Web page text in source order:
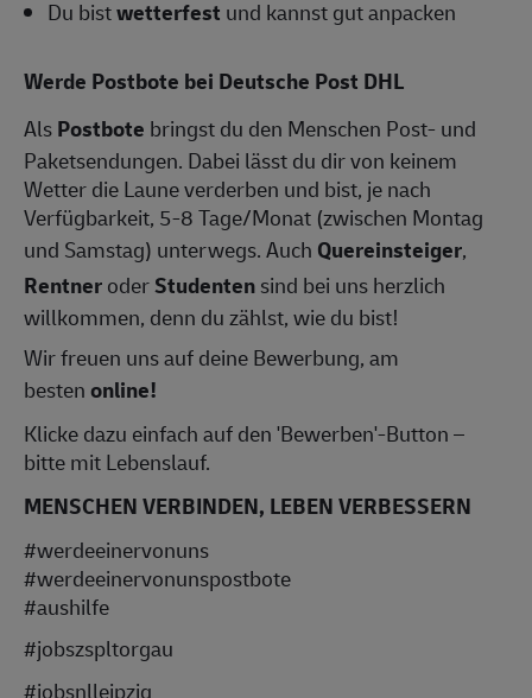
Du bistwetterfest und kannst gut anpacken
Werde Postbote bei Deutsche Post DHL
AlsPostbote bringst du den Menschen Post- und
Paketsendungen. Dabei lässt du dir von keinem
Wetter die Laune verderben und bist, je nach
Verfügbarkeit, 5-8 Tage/Monat (zwischen Montag
und Samstag) unterwegs. Auch Quereinsteiger,
RentneroderStudentensind bei uns herzlich
willkommen, denn du zählst, wie du bist!
Wir freuen uns auf deine Bewerbung, am
bestenonline!
Klicke dazu einfach auf den 'Bewerben'-Button –
bitte mit Lebenslauf.
MENSCHEN VERBINDEN, LEBEN VERBESSERN
#werdeeinervonuns
#werdeeinervonunspostbote
#aushilfe
#jobszspltorgau
#jobsnlleipzig